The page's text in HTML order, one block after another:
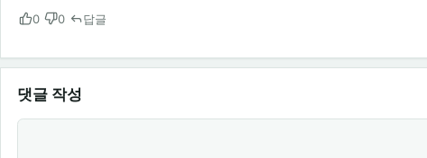
0 0 답글
댓글 작성